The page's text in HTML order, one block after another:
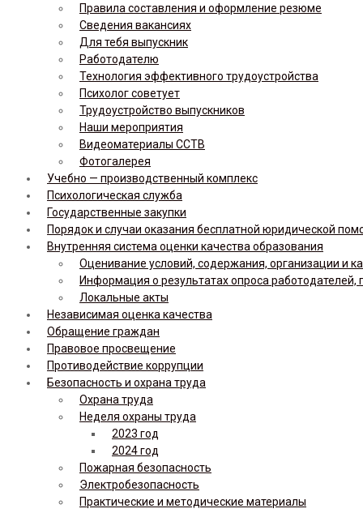
Правила составления и оформление резюме
Сведения вакансиях
Для тебя выпускник
Работодателю
Технология эффективного трудоустройства
Психолог советует
Трудоустройство выпускников
Наши мероприятия
Видеоматериалы ССТВ
Фотогалерея
Учебно — производственный комплекс
Психологическая служба
Государственные закупки
Порядок и случаи оказания бесплатной юридической
Внутренняя система оценки качества образования
Оценивание условий, содержания, организации и
Информация о результатах опроса
Локальные акты
Независимая оценка качества
Обращение граждан
Правовое просвещение
Противодействие коррупции
Безопасность и охрана труда
Охрана труда
Неделя охраны труда
2023 год
2024 год
Пожарная безопасность
Электробезопасность
Практические и методические материалы